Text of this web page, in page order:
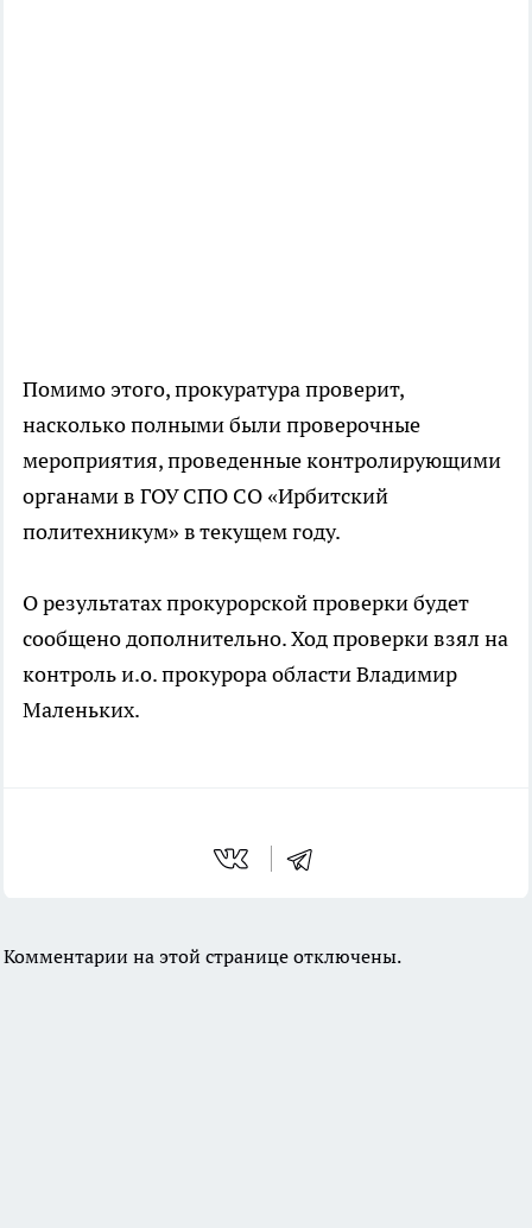
Помимо этого, прокуратура проверит,
насколько полными были проверочные
мероприятия, проведенные контролирующими
органами в ГОУ СПО СО «Ирбитский
политехникум» в текущем году.
О результатах прокурорской проверки будет
сообщено дополнительно. Ход проверки взял на
контроль и.о. прокурора области Владимир
Маленьких.
Комментарии на этой странице отключены.